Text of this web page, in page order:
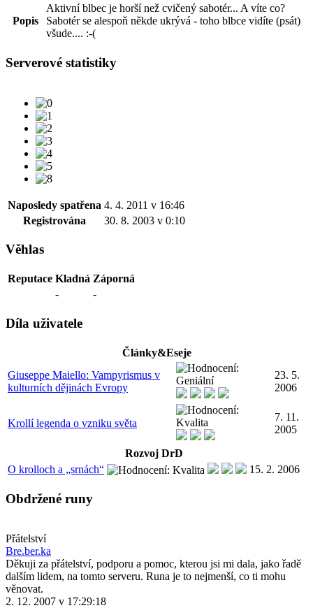
Popis
Aktivní blbec je horší než cvičený sabotér... A víte co?
Sabotér se alespoň někde ukrývá - toho blbce vidíte (psát)
všude.... :-(
Serverové statistiky
Naposledy spatřena 4. 4. 2011 v 16:46
Registrována
30. 8. 2003 v 0:10
Věhlas
Reputace Kladná Záporná
-
-
Díla uživatele
Články&Eseje
Giuseppe Maiello: Vampyrismus v
kulturních dějinách Evropy
23. 5.
2006
Krollí legenda o vzniku světa
7. 11.
2005
Rozvoj DrD
O krolloch a „srnách“
15. 2. 2006
Obdržené runy
Přátelství
Bre.ber.ka
Děkuji za přátelství, podporu a pomoc, kterou jsi mi dala, jako řadě
dalším lidem, na tomto serveru. Runa je to nejmenší, co ti mohu
věnovat.
2. 12. 2007 v 17:29:18